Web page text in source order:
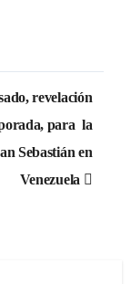
revelación
para la
Sebastián en
Venezuela